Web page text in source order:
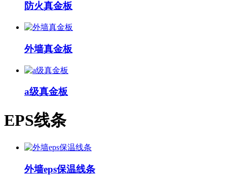
防火真金板
外墙真金板
a级真金板
EPS线条
外墙eps保温线条